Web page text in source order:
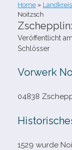
Home »
Noitzsch
Veröffentlicht am
Schlösser
Vorwerk
04838
1529 wurde